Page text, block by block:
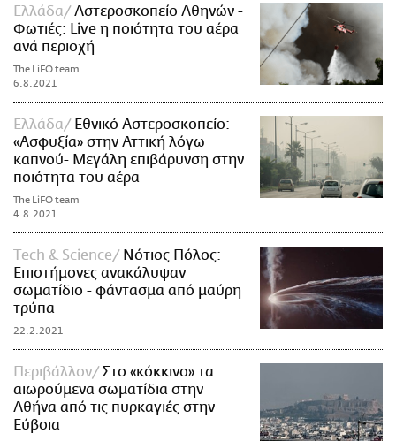
Ελλάδα
Αστεροσκοπείο Αθηνών -
Φωτιές: Live η ποιότητα του αέρα
ανά περιοχή
The LiFO team
6.8.2021
Ελλάδα
Εθνικό Αστεροσκοπείο:
«Ασφυξία» στην Αττική λόγω
καπνού- Μεγάλη επιβάρυνση στην
ποιότητα του αέρα
The LiFO team
4.8.2021
Τech & Science
Νότιος Πόλος:
Επιστήμονες ανακάλυψαν
σωματίδιο - φάντασμα από μαύρη
τρύπα
22.2.2021
Περιβάλλον
Στο «κόκκινο» τα
αιωρούμενα σωματίδια στην
Αθήνα από τις πυρκαγιές στην
Εύβοια